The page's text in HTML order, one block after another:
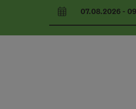
An- und Abreisefelder
07.08.2026-